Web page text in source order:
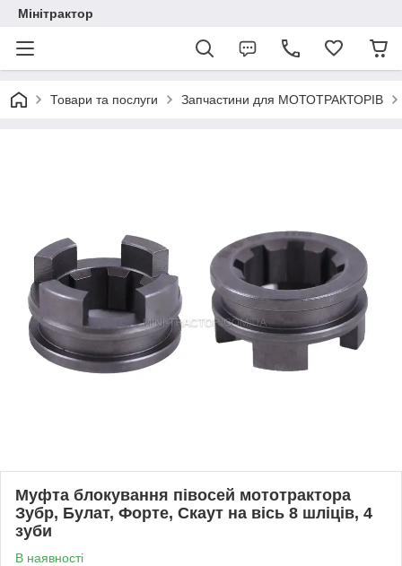
Мінітрактор
Товари та послуги Запчастини для МОТОТРАКТОРІВ
Муфта блокування півосей мототрактора
Зубр, Булат, Форте, Скаут на вісь 8 шліців, 4
зуби
В наявності